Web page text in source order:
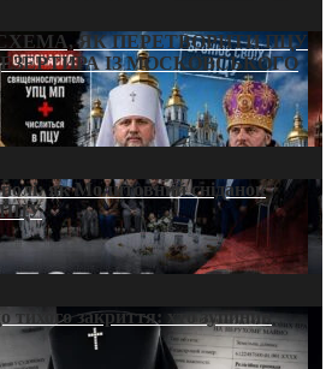
ЯК ПЕРЕТВОРИТИ ПЦУ
ІЗ МОСКОВСЬКОГО
як Молитовний сніданок
ПЦУ
тихого закриття: хто зупинив